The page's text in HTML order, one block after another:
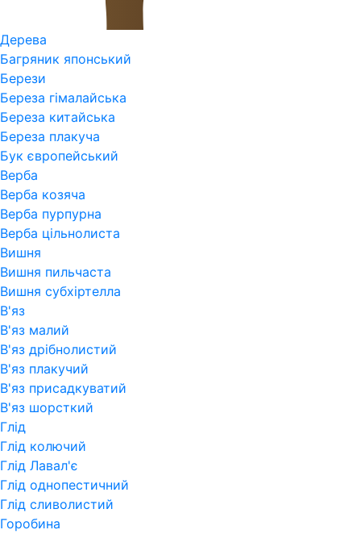
Дерева
Багряник японський
Берези
Береза гімалайська
Береза китайська
Береза плакуча
Бук європейський
Верба
Верба козяча
Верба пурпурна
Верба цільнолиста
Вишня
Вишня пильчаста
Вишня субхіртелла
В'яз
В'яз малий
В'яз дрібнолистий
В'яз плакучий
В'яз присадкуватий
В'яз шорсткий
Глід
Глід колючий
Глід Лавал'є
Глід однопестичний
Глід сливолистий
Горобина